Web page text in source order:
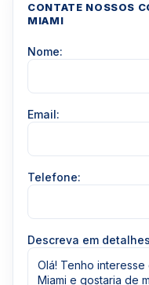
CONTATE NOSSOS
MIAMI
Nome:
Email:
Telefone:
Descreva em